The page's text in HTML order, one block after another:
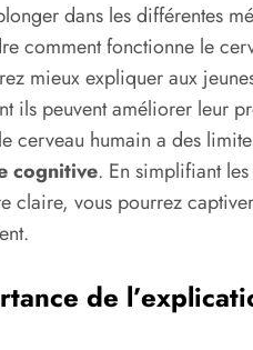
dans les différentes
comment fonctionne le
mieux expliquer aux
ils peuvent améliorer leur
cerveau humain a des
cognitive. En simplifiant
claire, vous pourrez
de